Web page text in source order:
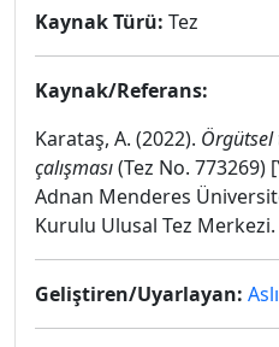
Kaynak Türü: Tez
Kaynak/Referans:
Karataş, A. (2022).
çalışması(Tez No. 773269)
Adnan Menderes
Kurulu Ulusal Tez Merkezi.
Geliştiren/Uyarlayan: